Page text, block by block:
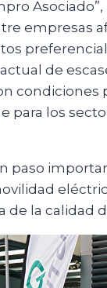
empresas
de
condiciones
para los
paso
la calidad